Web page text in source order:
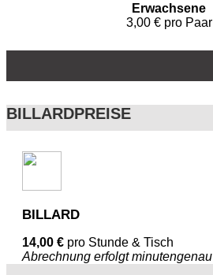
Erwachsene
3,00 € pro Paar
BILLARDPREISE
BILLARD
14,00 € pro Stunde & Tisch
Abrechnung erfolgt minutengenau